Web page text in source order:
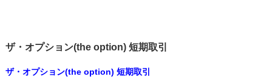
ザ・オプション(the option) 短期取引
ザ・オプション(the option) 短期取引